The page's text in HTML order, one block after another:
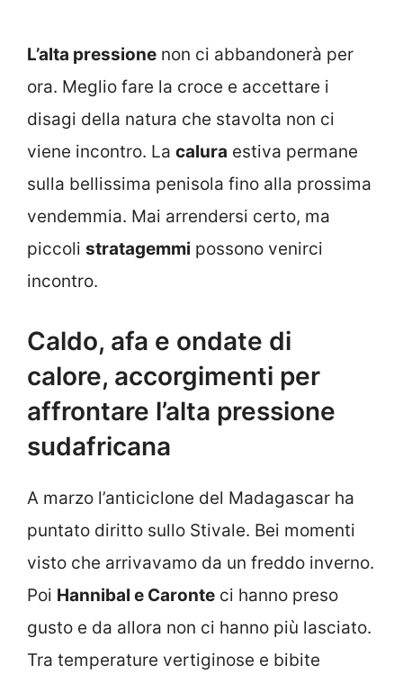
L’alta pressione non ci abbandonerà per
ora. Meglio fare la croce e accettare i
disagi della natura che stavolta non ci
viene incontro. La calura estiva permane
sulla bellissima penisola fino alla prossima
vendemmia. Mai arrendersi certo, ma
piccoli stratagemmi possono venirci
incontro.
Caldo, afa e ondate di
calore, accorgimenti per
affrontare l’alta pressione
sudafricana
A marzo l’anticiclone del Madagascar ha
puntato diritto sullo Stivale. Bei momenti
visto che arrivavamo da un freddo inverno.
Poi Hannibal e Caronte ci hanno preso
gusto e da allora non ci hanno più lasciato.
Tra temperature vertiginose e bibite